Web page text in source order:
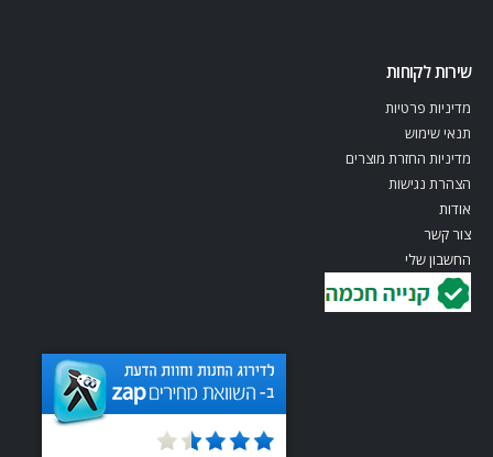
שירות לקוחות
מדיניות פרטיות
תנאי שימוש
מדיניות החזרת מוצרים
הצהרת נגישות
אודות
צור קשר
החשבון שלי